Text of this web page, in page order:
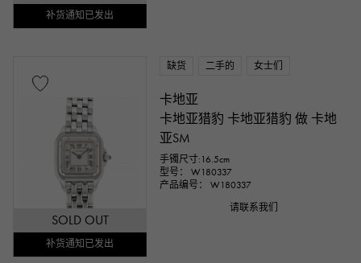
补货通知已发出
SOLD OUT
补货通知已发出
缺货 二手的 女士们
卡地亚
卡地亚猎豹 卡地亚猎豹 做 卡地
亚SM
手镯尺寸:16.5cm
型号： W180337
产品编号： W180337
请联系我们